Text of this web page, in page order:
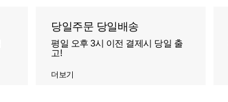
당일주문 당일배송
평일 오후 3시 이전 결제시 당일 출
고!
더보기